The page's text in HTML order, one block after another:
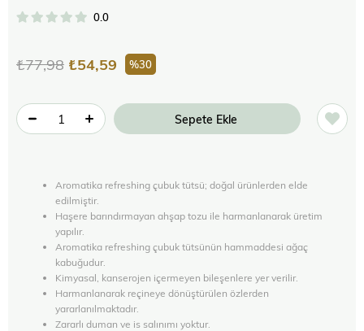
0.0
₺77,98 ₺54,59 30
Aromatika refreshing çubuk tütsü; doğal ürünlerden elde
edilmiştir.
Haşere barındırmayan ahşap tozu ile harmanlanarak üretim
yapılır.
Aromatika refreshing çubuk tütsünün hammaddesi ağaç
kabuğudur.
Kimyasal, kanserojen içermeyen bileşenlere yer verilir.
Harmanlanarak reçineye dönüştürülen özlerden
yararlanılmaktadır.
Zararlı duman ve is salınımı yoktur.